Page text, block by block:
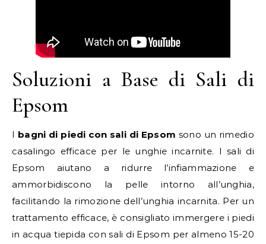
Soluzioni a Base di Sali di
Epsom
I bagni di piedi con sali di Epsom sono un rimedio
casalingo efficace per le unghie incarnite. I sali di
Epsom aiutano a ridurre l’infiammazione e
ammorbidiscono la pelle intorno all’unghia,
facilitando la rimozione dell’unghia incarnita. Per un
trattamento efficace, è consigliato immergere i piedi
in acqua tiepida con sali di Epsom per almeno 15-20